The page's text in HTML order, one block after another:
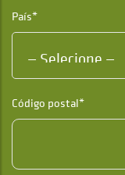
País*
Código postal*